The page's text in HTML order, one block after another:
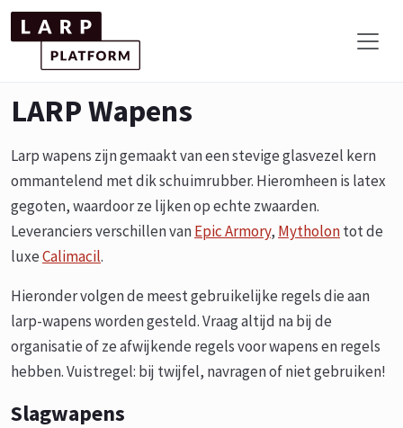
LARP Wapens
Larp wapens zijn gemaakt van een stevige glasvezel kern
ommantelend met dik schuimrubber. Hieromheen is latex
gegoten, waardoor ze lijken op echte zwaarden.
Leveranciers verschillen vanEpic Armory, Mytholontot de
luxeCalimacil.
Hieronder volgen de meest gebruikelijke regels die aan
larp-wapens worden gesteld. Vraag altijd na bij de
organisatie of ze afwijkende regels voor wapens en regels
hebben. Vuistregel: bij twijfel, navragen of niet gebruiken!
Slagwapens